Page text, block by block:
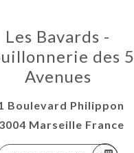
Les Bavards -
des 5
Avenues
Boulevard Philippon
Marseille France